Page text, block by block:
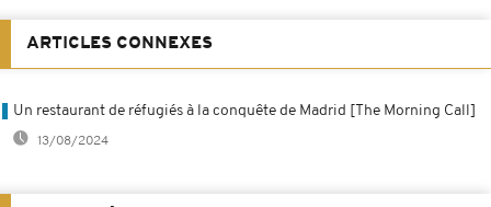
ARTICLES CONNEXES
Un restaurant de réfugiés à la conquête de Madrid [The Morning Call]
13/08/2024